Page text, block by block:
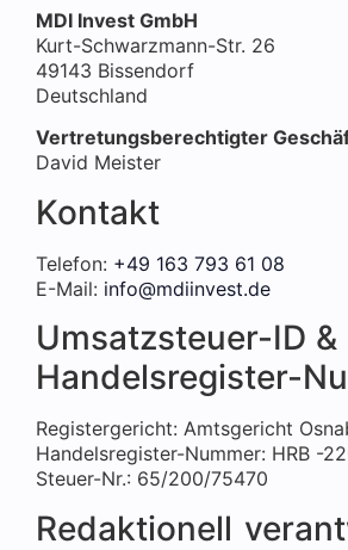
MDI Invest GmbH
Kurt-Schwarzmann-Str. 26
49143 Bissendorf
Deutschland
Vertretungsberechtigter
David Meister
Kontakt
Telefon: +49 163 793 61 08
E-Mail: info@mdiinvest.de
Umsatzsteuer-ID &
Handelsregister-
Registergericht: Amtsgericht
Handelsregister-Nummer: HRB -
Steuer-Nr.: 65/200/75470
Redaktionell